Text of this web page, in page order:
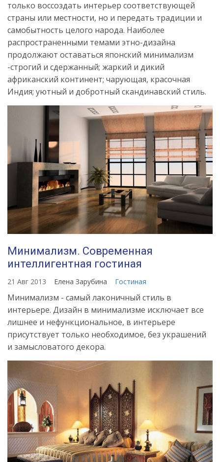
только воссоздать интерьер соответствующей
страны или местности, но и передать традиции и
самобытность целого народа. Наиболее
распространенными темами этно-дизайна
продолжают оставаться японский минимализм
-строгий и сдержанный; жаркий и дикий
африканский континент; чарующая, красочная
Индия; уютный и добротный скандинавский стиль.
Минимализм. Современная
интеллигентная гостиная
21 Авг 2013 Елена Зарубина Гостиная
Минимализм - самый лаконичный стиль в
интерьере. Дизайн в минимализме исключает все
лишнее и нефункциональное, в интерьере
присутствует только необходимое, без украшений
и замысловатого декора.